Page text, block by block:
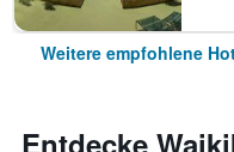
Weitere empfohlene
Entdecke